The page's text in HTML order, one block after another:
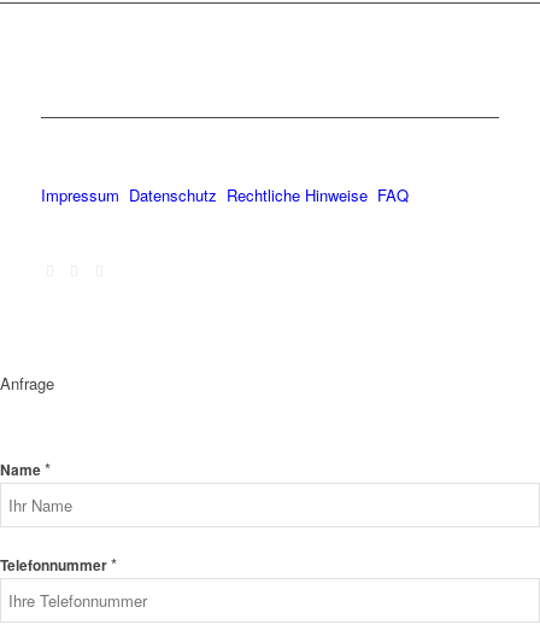
Impressum Datenschutz Rechtliche Hinweise FAQ
Anfrage
Name*
Telefonnummer*